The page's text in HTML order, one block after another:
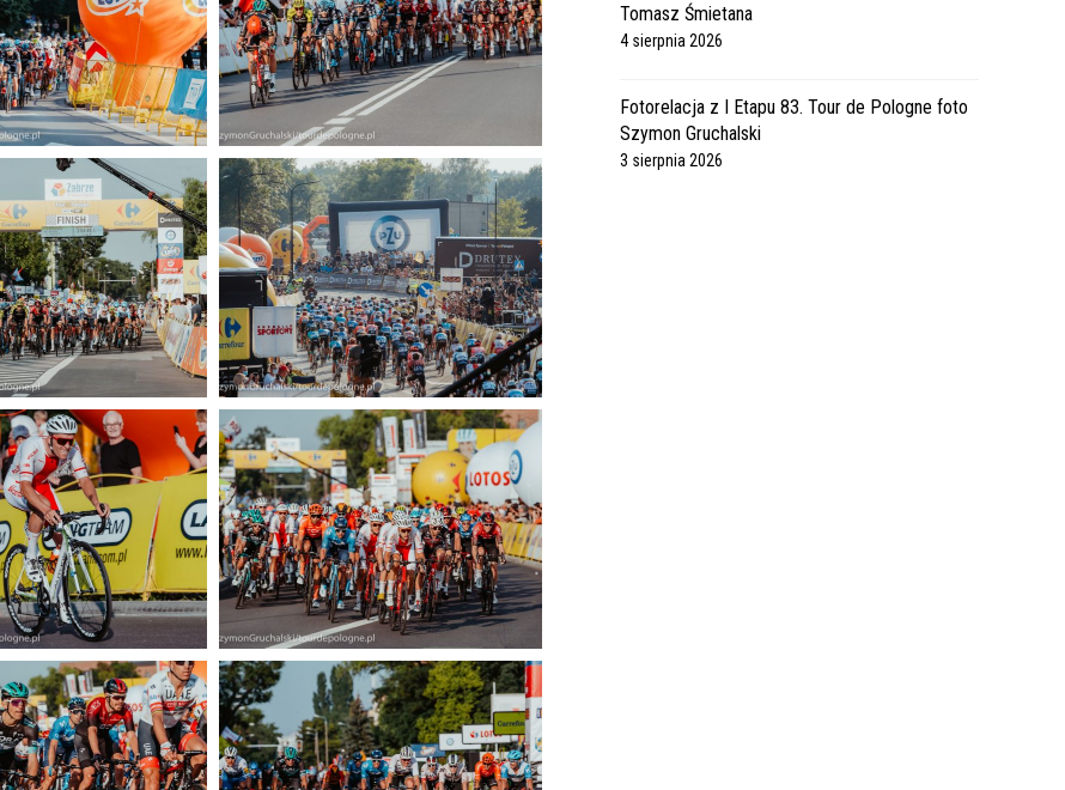
Tomasz Śmietana
4 sierpnia 2026
Fotorelacja z I Etapu 83. Tour de Pologne foto
Szymon Gruchalski
3 sierpnia 2026